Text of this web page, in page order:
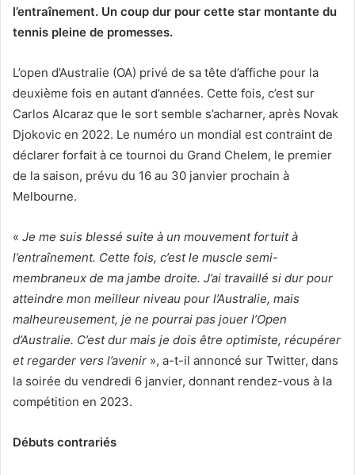
l’entraînement. Un coup dur pour cette star montante du
tennis pleine de promesses.
L’open d’Australie (OA) privé de sa tête d’affiche pour la
deuxième fois en autant d’années. Cette fois, c’est sur
Carlos Alcaraz que le sort semble s’acharner, après Novak
Djokovic en 2022. Le numéro un mondial est contraint de
déclarer forfait à ce tournoi du Grand Chelem, le premier
de la saison, prévu du 16 au 30 janvier prochain à
Melbourne.
« Je me suis blessé suite à un mouvement fortuit à
l’entraînement. Cette fois, c’est le muscle semi-
membraneux de ma jambe droite. J’ai travaillé si dur pour
atteindre mon meilleur niveau pour l’Australie, mais
malheureusement, je ne pourrai pas jouer l’Open
d’Australie. C’est dur mais je dois être optimiste, récupérer
et regarder vers l’avenir », a-t-il annoncé sur Twitter, dans
la soirée du vendredi 6 janvier, donnant rendez-vous à la
compétition en 2023.
Débuts contrariés